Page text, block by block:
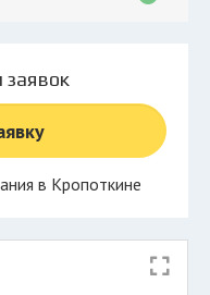
заявок
в Кропоткине